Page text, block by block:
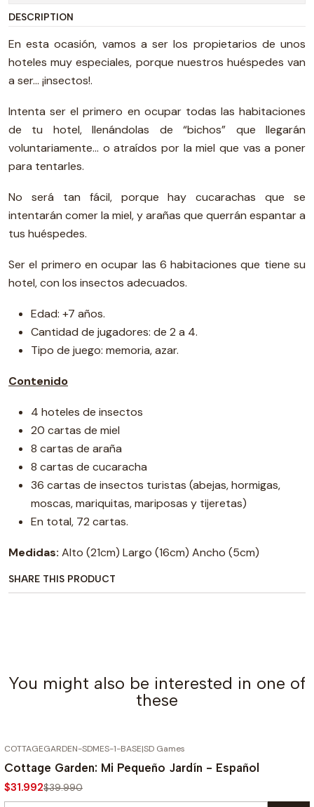
DESCRIPTION
En esta ocasión, vamos a ser los propietarios de unos
hoteles muy especiales, porque nuestros huéspedes van
a ser… ¡insectos!.
Intenta ser el primero en ocupar todas las habitaciones
de tu hotel, llenándolas de “bichos” que llegarán
voluntariamente… o atraídos por la miel que vas a poner
para tentarles.
No será tan fácil, porque hay cucarachas que se
intentarán comer la miel, y arañas que querrán espantar a
tus huéspedes.
Ser el primero en ocupar las 6 habitaciones que tiene su
hotel, con los insectos adecuados.
Edad: +7 años.
Cantidad de jugadores: de 2 a 4.
Tipo de juego: memoria, azar.
Contenido
4 hoteles de insectos
20 cartas de miel
8 cartas de araña
8 cartas de cucaracha
36 cartas de insectos turistas (abejas, hormigas,
moscas, mariquitas, mariposas y tijeretas)
En total, 72 cartas.
Medidas: Alto (21cm) Largo (16cm) Ancho (5cm)
SHARE THIS PRODUCT
You might also be interested in one of
these
-20%
COTTAGEGARDEN-SDMES-1-BASE|SD Games
Cottage Garden: Mi Pequeño Jardín - Español
$31.992$39.990